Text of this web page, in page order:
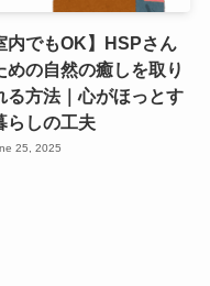
内でもOK】HSPさん
めの自然の癒しを取り
る方法｜心がほっとす
らしの工夫
25, 2025